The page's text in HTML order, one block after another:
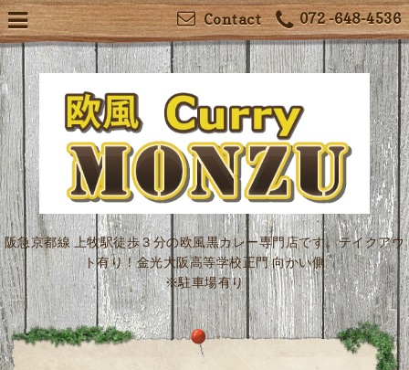
072 -648-4536
Contact
阪急京都線 上牧駅徒歩３分の欧風黒カレー専門店です。テイクアウ
ト有り！金光大阪高等学校正門 向かい側
※駐車場有り